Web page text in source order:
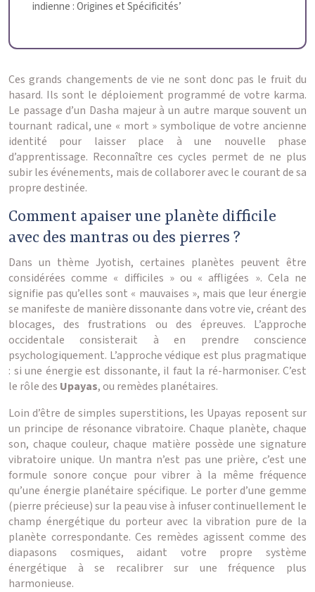
indienne : Origines et Spécificités’
Ces grands changements de vie ne sont donc pas le fruit du
hasard. Ils sont le déploiement programmé de votre karma.
Le passage d’un Dasha majeur à un autre marque souvent un
tournant radical, une « mort » symbolique de votre ancienne
identité pour laisser place à une nouvelle phase
d’apprentissage. Reconnaître ces cycles permet de ne plus
subir les événements, mais de collaborer avec le courant de sa
propre destinée.
Comment apaiser une planète difficile
avec des mantras ou des pierres ?
Dans un thème Jyotish, certaines planètes peuvent être
considérées comme « difficiles » ou « affligées ». Cela ne
signifie pas qu’elles sont « mauvaises », mais que leur énergie
se manifeste de manière dissonante dans votre vie, créant des
blocages, des frustrations ou des épreuves. L’approche
occidentale consisterait à en prendre conscience
psychologiquement. L’approche védique est plus pragmatique
: si une énergie est dissonante, il faut la ré-harmoniser. C’est
le rôle des Upayas, ou remèdes planétaires.
Loin d’être de simples superstitions, les Upayas reposent sur
un principe de résonance vibratoire. Chaque planète, chaque
son, chaque couleur, chaque matière possède une signature
vibratoire unique. Un mantra n’est pas une prière, c’est une
formule sonore conçue pour vibrer à la même fréquence
qu’une énergie planétaire spécifique. Le porter d’une gemme
(pierre précieuse) sur la peau vise à infuser continuellement le
champ énergétique du porteur avec la vibration pure de la
planète correspondante. Ces remèdes agissent comme des
diapasons cosmiques, aidant votre propre système
énergétique à se recalibrer sur une fréquence plus
harmonieuse.